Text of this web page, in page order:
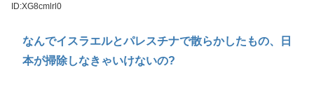
ID:XG8cmlrl0
なんでイスラエルとパレスチナで散らかしたもの、日
本が掃除しなきゃいけないの?